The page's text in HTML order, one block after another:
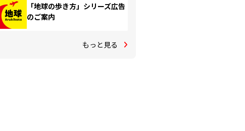
「地球の歩き方」シリーズ広告
のご案内
もっと見る